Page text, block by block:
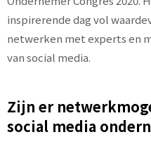
inspirerende dag vol
netwerken met experts en
van social media.
Zijn er
social media